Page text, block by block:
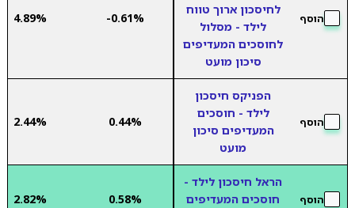
הוסף
לחיסכון ארוך טווח
לילד - מסלול
לחוסכים המעדיפים
סיכון מועט
-0.61%
4.89%
הוסף
הפניקס חיסכון
לילד - חוסכים
המעדיפים סיכון
מועט
0.44%
2.44%
הוסף
הראל חיסכון לילד -
חוסכים המעדיפים
0.58%
2.82%